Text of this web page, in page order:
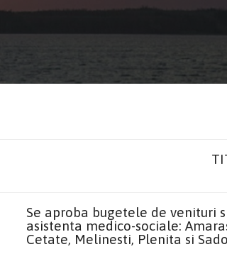
Se aproba bugetele de venituri
asistenta medico-sociale:
Cetate, Melinesti, Plenita si